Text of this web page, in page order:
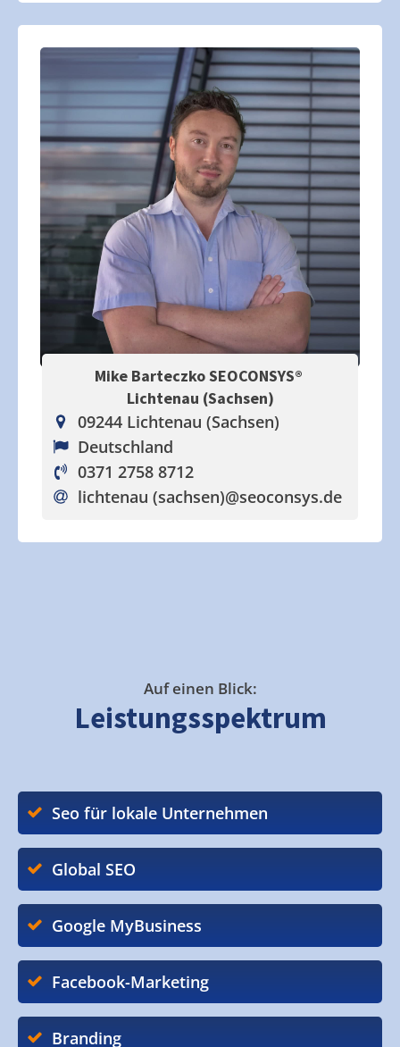
Mike Barteczko SEOCONSYS®
Lichtenau (Sachsen)
09244 Lichtenau (Sachsen)
Deutschland
0371 2758 8712
lichtenau (sachsen)@seoconsys.de
Auf einen Blick:
Leistungsspektrum
Seo für lokale Unternehmen
Global SEO
Google MyBusiness
Facebook-Marketing
Branding